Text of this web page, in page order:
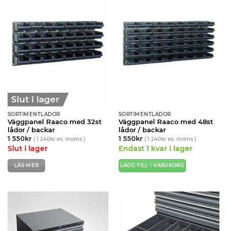
Slut i lager
SORTIMENTLÅDOR
Väggpanel Raaco med 32st
lådor / backar
1 550kr ( 1 240krex. moms )
Slut i lager
LÄS MER
SORTIMENTLÅDOR
Väggpanel Raaco med 48st
lådor / backar
1 550kr ( 1 240krex. moms )
Endast 1 kvar i lager
LÄGG TILL I VARUKORG